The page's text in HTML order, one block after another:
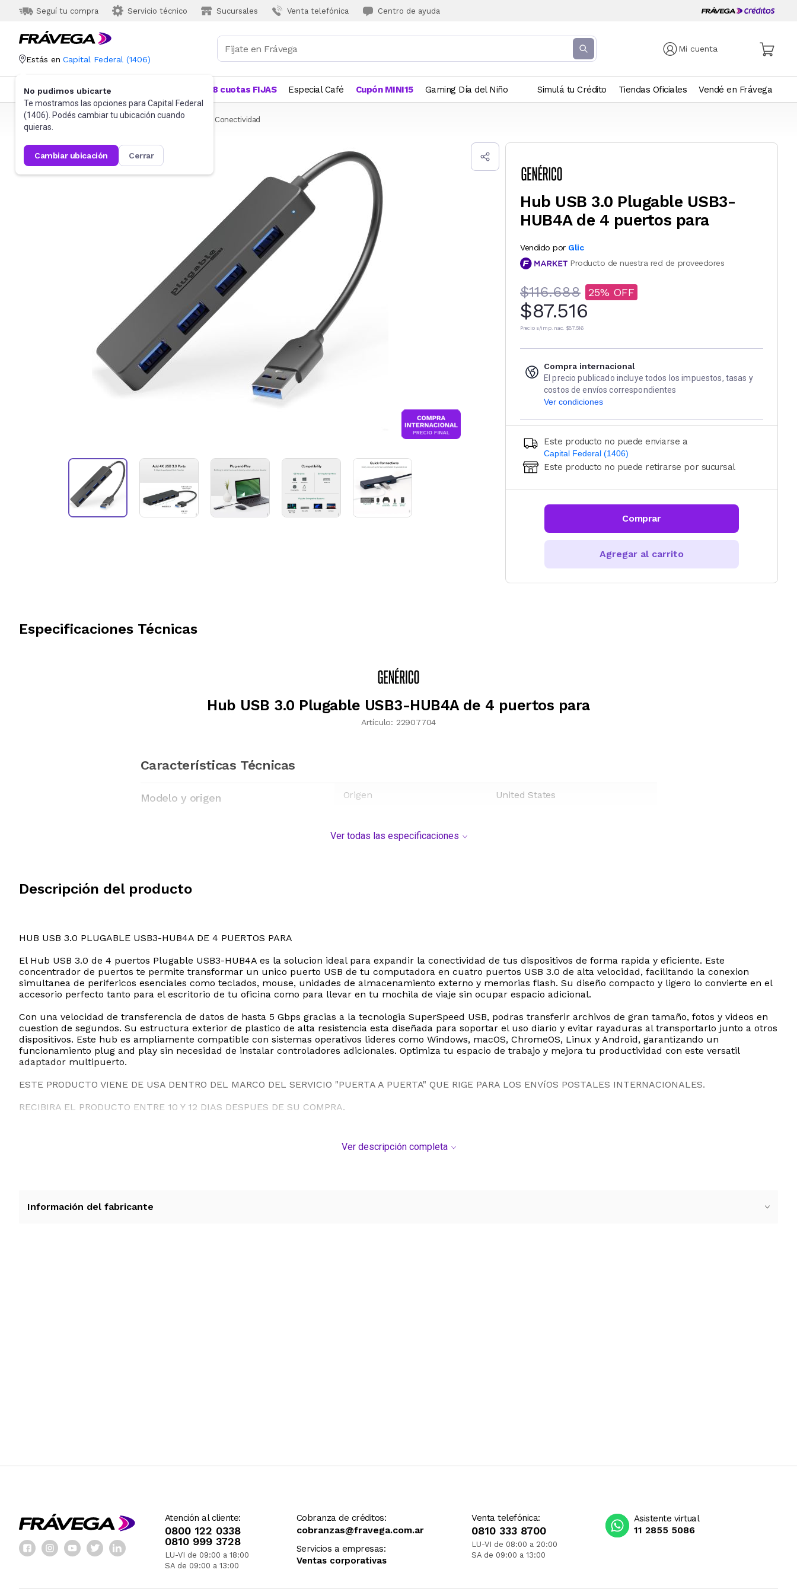
Seguí tu compra Servicio técnico Sucursales Venta telefónica Centro de ayuda
Mi cuenta
Estás en Capital Federal (1406)
No pudimos ubicarte
Te mostramos las opciones para Capital Federal
(1406). Podés cambiar tu ubicación cuando
quieras.
cambiar ubicación cerrar
Categorías Más Vendidos 18 cuotas FIJAS Especial Café Cupón MINI15 Gaming Día del Niño Simulá tu Crédito Tiendas Oficiales Vendé en Frávega
Frávega Informática Accesorios de Informática Conectividad
Hub USB 3.0 Plugable USB3-
HUB4A de 4 puertos para
Vendido por Glic
Producto de nuestra red de proveedores
$116.688 25
$87.516
Precio s/imp. nac. $87.516
Compra internacional
El precio publicado incluye todos los impuestos, tasas y
costos de envíos correspondientes
Ver condiciones
Este producto no puede enviarse a
Capital Federal (1406)
Ingresá código postal (sólo números)
CALCULAR
Este producto no puede retirarse por sucursal
Comprar
Agregar al carrito
Especificaciones Técnicas
Hub USB 3.0 Plugable USB3-HUB4A de 4 puertos para
Artículo: 22907704
Características Técnicas
Modelo y origen Origen United States
Ver todas las especificaciones
Descripción del producto
HUB USB 3.0 PLUGABLE USB3-HUB4A DE 4 PUERTOS PARA
El Hub USB 3.0 de 4 puertos Plugable USB3-HUB4A es la solucion ideal para expandir la conectividad de tus dispositivos de forma rapida y eficiente. Este
concentrador de puertos te permite transformar un unico puerto USB de tu computadora en cuatro puertos USB 3.0 de alta velocidad, facilitando la conexion
simultanea de perifericos esenciales como teclados, mouse, unidades de almacenamiento externo y memorias flash. Su diseño compacto y ligero lo convierte en el
accesorio perfecto tanto para el escritorio de tu oficina como para llevar en tu mochila de viaje sin ocupar espacio adicional.
Con una velocidad de transferencia de datos de hasta 5 Gbps gracias a la tecnologia SuperSpeed USB, podras transferir archivos de gran tamaño, fotos y videos en
cuestion de segundos. Su estructura exterior de plastico de alta resistencia esta diseñada para soportar el uso diario y evitar rayaduras al transportarlo junto a otros
dispositivos. Este hub es ampliamente compatible con sistemas operativos lideres como Windows, macOS, ChromeOS, Linux y Android, garantizando un
funcionamiento plug and play sin necesidad de instalar controladores adicionales. Optimiza tu espacio de trabajo y mejora tu productividad con este versatil
adaptador multipuerto.
ESTE PRODUCTO VIENE DE USA DENTRO DEL MARCO DEL SERVICIO "PUERTA A PUERTA" QUE RIGE PARA LOS ENVíOS POSTALES INTERNACIONALES.
RECIBIRA EL PRODUCTO ENTRE 10 Y 12 DIAS DESPUES DE SU COMPRA.
Ver descripción completa
Información del fabricante
Atención al cliente:
0800 122 0338
0810 999 3728
LU-VI de 09:00 a 18:00
SA de 09:00 a 13:00
Cobranza de créditos:
cobranzas@fravega.com.ar
Servicios a empresas:
Ventas corporativas
Venta telefónica:
0810 333 8700
LU-VI de 08:00 a 20:00
SA de 09:00 a 13:00
Asistente virtual
11 2855 5086